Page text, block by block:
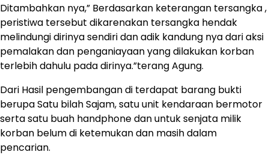
Ditambahkan nya,” Berdasarkan keterangan tersangka ,
peristiwa tersebut dikarenakan tersangka hendak
melindungi dirinya sendiri dan adik kandung nya dari aksi
pemalakan dan penganiayaan yang dilakukan korban
terlebih dahulu pada dirinya.”terang Agung.
Dari Hasil pengembangan di terdapat barang bukti
berupa Satu bilah Sajam, satu unit kendaraan bermotor
serta satu buah handphone dan untuk senjata milik
korban belum di ketemukan dan masih dalam
pencarian.